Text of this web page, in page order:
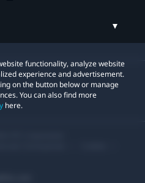
functionality, analyze website
experience and advertisement.
on the button below or manage
You can also find more
here.